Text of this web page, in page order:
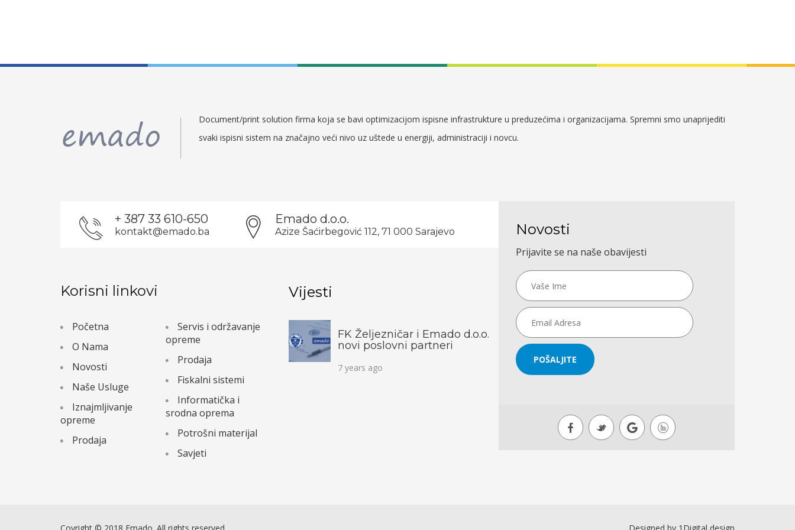
Document/print solution firma koja se bavi optimizacijom ispisne infrastrukture u preduzećima i organizacijama. Spremni smo unaprijediti
svaki ispisni sistem na značajno veći nivo uz uštede u energiji, administraciji i novcu.
+ 387 33 610-650
kontakt@emado.ba
Emado d.o.o.
Azize Šaćirbegović 112, 71 000 Sarajevo
Korisni linkovi
Početna
O Nama
Novosti
Naše Usluge
Iznajmljivanje
opreme
Prodaja
Servis i održavanje
opreme
Prodaja
Fiskalni sistemi
Informatička i
srodna oprema
Potrošni materijal
Savjeti
Vijesti
FK Željezničar i Emado d.o.o.
novi poslovni partneri
7 years ago
Novosti
Prijavite se na naše obavijesti
POŠALJITE